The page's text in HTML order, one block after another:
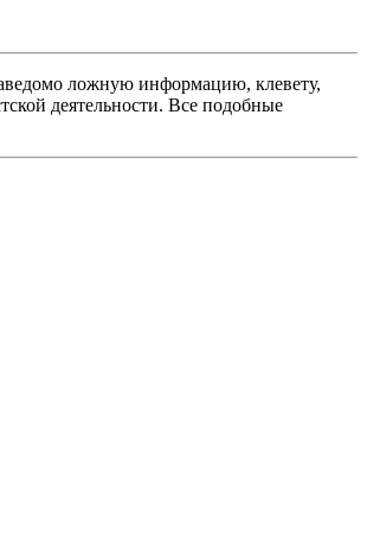
ложную информацию, клевету,
деятельности. Все подобные